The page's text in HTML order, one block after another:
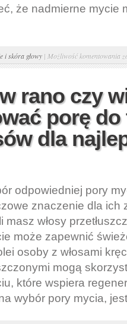
że nadmierne mycie
i skóra głowy | Możliwość komentowania
rano czy
porę
dla
odpowiedniej pory
znaczenie dla ich
masz włosy
może zapewnić
osoby z włosami
mogą
które wspiera
wybór pory mycia,